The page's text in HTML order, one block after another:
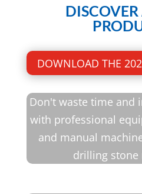
DOWNLOAD THE
Don't waste time and
with professional
and manual
drilling stone